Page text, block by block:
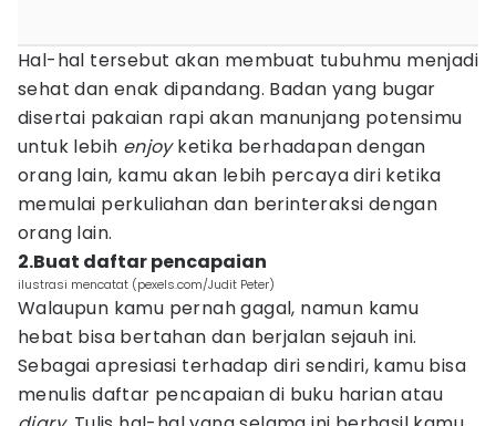
Hal-hal tersebut akan membuat tubuhmu menjadi
sehat dan enak dipandang. Badan yang bugar
disertai pakaian rapi akan manunjang potensimu
untuk lebih enjoyketika berhadapan dengan
orang lain, kamu akan lebih percaya diri ketika
memulai perkuliahan dan berinteraksi dengan
orang lain.
2.Buat daftar pencapaian
ilustrasi mencatat (pexels.com/Judit Peter)
Walaupun kamu pernah gagal, namun kamu
hebat bisa bertahan dan berjalan sejauh ini.
Sebagai apresiasi terhadap diri sendiri, kamu bisa
menulis daftar pencapaian di buku harian atau